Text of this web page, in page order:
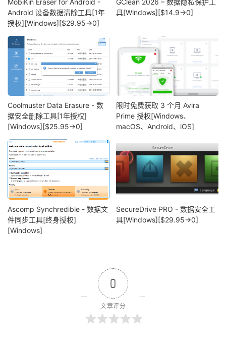
MobiKin Eraser for Android -
Android 设备数据清除工具[1年
授权][Windows][$29.95→0]
GClean 2026 – 数据隐私保护工
具[Windows][$14.9→0]
Coolmuster Data Erasure - 数
据安全删除工具[1年授权]
[Windows][$25.95→0]
限时免费获取 3 个月 Avira
Prime 授权[Windows、
macOS、Android、iOS]
Ascomp Synchredible - 数据文
件同步工具[终身授权]
[Windows]
SecureDrive PRO - 数据安全工
具[Windows][$29.95→0]
0
文章评分